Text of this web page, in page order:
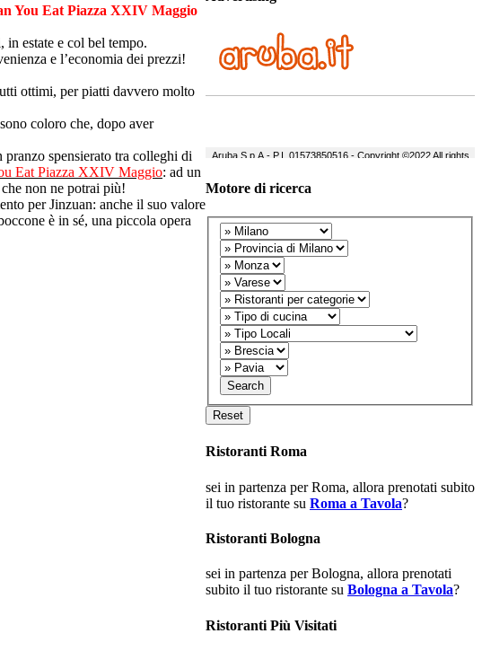
You Eat Piazza XXIV Maggio
estate e col bel tempo.
e l’economia dei prezzi!
ottimi, per piatti davvero molto
coloro che, dopo aver
spensierato tra colleghi di
Eat Piazza XXIV Maggio: ad un
non ne potrai più!
per Jinzuan: anche il suo valore
è in sé, una piccola opera
Motore di ricerca
Ristoranti Roma
sei in partenza per Roma, allora prenotati subito
il tuo ristorante su Roma a Tavola?
Ristoranti Bologna
sei in partenza per Bologna, allora prenotati
subito il tuo ristorante su Bologna a Tavola?
Ristoranti Più Visitati